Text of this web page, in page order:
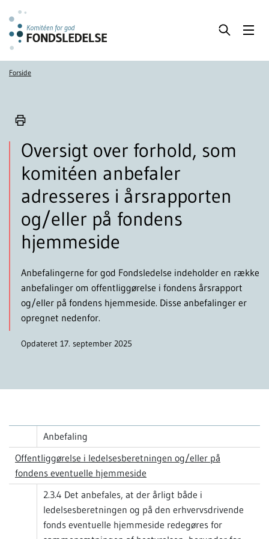
Forside
Oversigt over forhold, som
komitéen anbefaler
adresseres i årsrapporten
og/eller på fondens
hjemmeside
Anbefalingerne for god Fondsledelse indeholder en række
anbefalinger om offentliggørelse i fondens årsrapport
og/eller på fondens hjemmeside. Disse anbefalinger er
opregnet nedenfor.
Opdateret 17. september 2025
Anbefaling
Offentliggørelse i ledelsesberetningen og/eller på
fondens eventuelle hjemmeside
2.3.4 Det anbefales, at der årligt både i
ledelsesberetningen og på den erhvervsdrivende
fonds eventuelle hjemmeside redegøres for